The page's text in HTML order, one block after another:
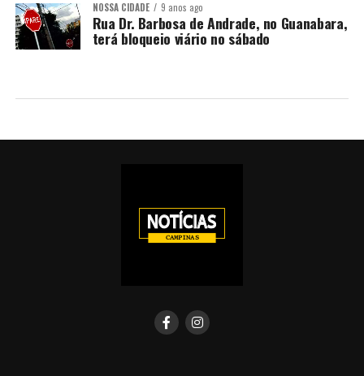
NOSSA CIDADE 9 anos ago
Rua Dr. Barbosa de Andrade, no Guanabara,
terá bloqueio viário no sábado